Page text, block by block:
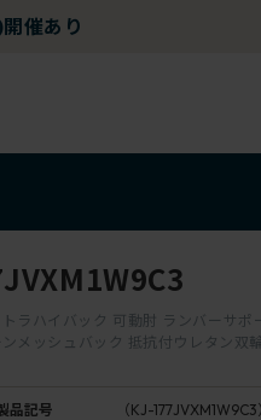
催あり
ラハイバック 可動肘 ランバーサポ
メッシュバック 抵抗付ウレタン双
品記号 （KJ-177JVXM1W9C3